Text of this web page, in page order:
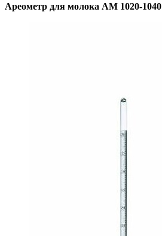
Ареометр для молока АМ 1020-1040